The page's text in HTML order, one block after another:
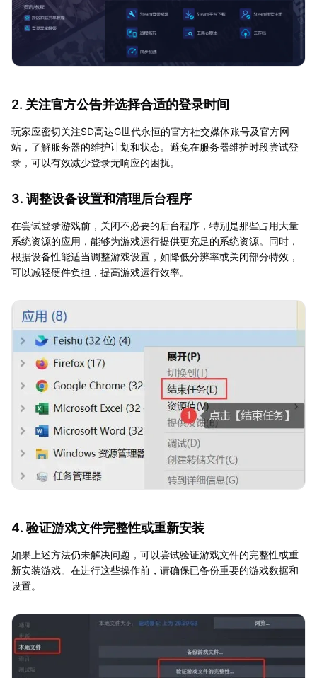
2. 关注官方公告并选择合适的登录时间
玩家应密切关注SD高达G世代永恒的官方社交媒体账号及官方网
站，了解服务器的维护计划和状态。避免在服务器维护时段尝试登
录，可以有效减少登录无响应的困扰。
3. 调整设备设置和清理后台程序
在尝试登录游戏前，关闭不必要的后台程序，特别是那些占用大量
系统资源的应用，能够为游戏运行提供更充足的系统资源。同时，
根据设备性能适当调整游戏设置，如降低分辨率或关闭部分特效，
可以减轻硬件负担，提高游戏运行效率。
4. 验证游戏文件完整性或重新安装
如果上述方法仍未解决问题，可以尝试验证游戏文件的完整性或重
新安装游戏。在进行这些操作前，请确保已备份重要的游戏数据和
设置。